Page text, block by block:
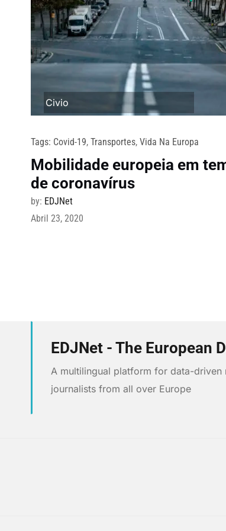
Civio
Tags: Covid-19, Transportes, Vida Na Europa
Mobilidade europeia em
de coronavírus
by: EDJNet
Abril 23, 2020
EDJNet - The European
A multilingual platform for data-driven
journalists from all over Europe